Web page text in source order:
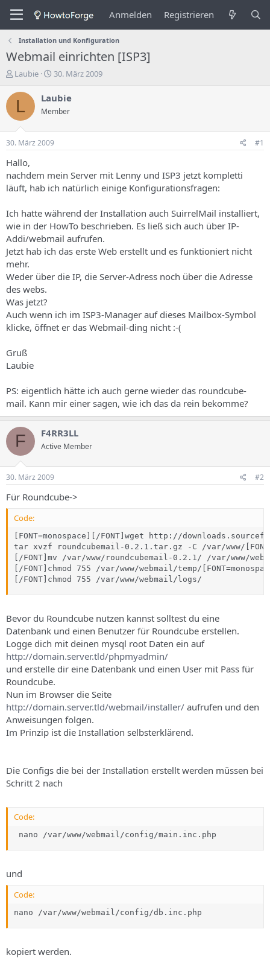
Anmelden Registrieren
Installation und Konfiguration
Webmail einrichten [ISP3]
E
s
e
e
r
e
s
h
e
m
a
s
Laubie
E
s
e
l
s
d
t
u
m
30. März 2009
L Laubie
Member
30. März 2009 #1
Hallo,
nachdem mein Server mit Lenny und ISP3 jetzt kompletti
läuft, hab ich natürlich einige Konfigurationsfragen:
Ich hatte während der Installation auch SuirrelMail installiert,
wie in der HowTo beschrieben. Es ließ sich auch über IP-
Addi/webmail aufrufen.
Jetzt hab ich das erste Web erstellt und es funktioniert nicht
mehr.
Weder über die IP, die Server-Adress noch über die Adresse
des webs.
Was jetzt?
Auch wenn ich im ISP3-Manager auf dieses Mailbox-Symbol
klicke, öffnet er das Webmail-ding nicht :-(
Gruß
Laubie
PS: eigentlich hätte ich auch gerne wieder das roundcube-
mail. Kann mir einer sagen, wie ich das da rein bekomme?
F F4RR3LL
Active Member
30. März 2009 #2
Für Roundcube->
Code:
[FONT=monospace][/FONT]wget http://
tar xvzf roundcubemail-0.2.1.tar.gz -C /var/www/
[/FONT]mv /var/www/roundcubemail-0.2.1/ /var/www/
[/FONT]chmod 755 /var/www/webmail/temp/
[/FONT]chmod 755 /var/www/webmail/logs/
Bevor du Roundcube nutzen kannst solltest du eine
Datenbank und einen Benutzer für Roundcube erstellen.
Logge dich mit deinen mysql root Daten ein auf
http://domain.server.tld/phpmyadmin/
und erstelle dir eine Datenbank und einen User mit Pass für
Roundcube.
Nun im Browser die Seite
http://domain.server.tld/webmail/installer/ aufrufen und den
Anweisungen folgen.
Im Prinzip ist die Installation selbsterklärend.
Die Configs die bei der Installation erstellt werden müssen bei
Schritt 2 nach
Code:
nano /var/www/webmail/config/main.inc.php
und
Code:
nano /var/www/webmail/config/db.inc.php
kopiert werden.